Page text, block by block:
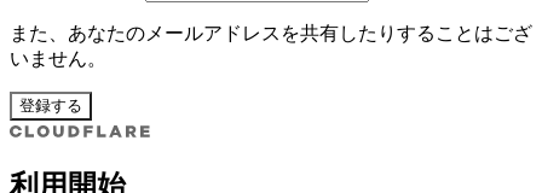
また、あなたのメールアドレスを共有したりすることはござ
いません。
登録する
利用開始